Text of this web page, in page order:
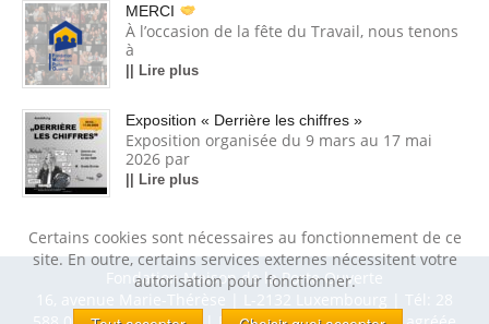
MERCI
À l’occasion de la fête du Travail, nous tenons
à
|| Lire plus
Exposition « Derrière les chiffres »
Exposition organisée du 9 mars au 17 mai
2026 par
|| Lire plus
Fondation Maison de la Porte Ouverte
16, avenue Marie-Thérèse | L-2132 Luxembourg | Tél: 28
Certains cookies sont nécessaires au fonctionnement de ce
site. En outre, certains services externes nécessitent votre
autorisation pour fonctionner.